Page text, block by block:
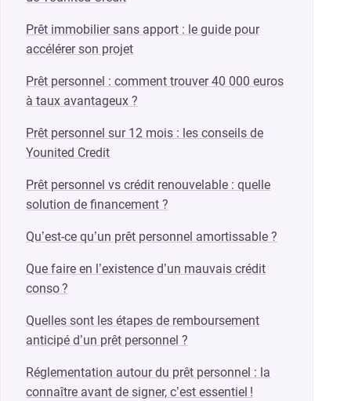
Prêt immobilier sans apport : le guide pour
accélérer son projet
Prêt personnel : comment trouver 40 000 euros
à taux avantageux ?
Prêt personnel sur 12 mois : les conseils de
Younited Credit
Prêt personnel vs crédit renouvelable : quelle
solution de financement ?
Qu’est-ce qu’un prêt personnel amortissable ?
Que faire en l’existence d’un mauvais crédit
conso ?
Quelles sont les étapes de remboursement
anticipé d’un prêt personnel ?
Réglementation autour du prêt personnel : la
connaître avant de signer, c’est essentiel !